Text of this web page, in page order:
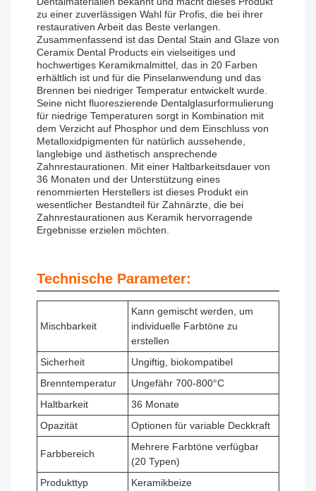
zu einer zuverlässigen Wahl für Profis, die bei ihrer
restaurativen Arbeit das Beste verlangen.
Zusammenfassend ist das Dental Stain and Glaze von
Ceramix Dental Products ein vielseitiges und
hochwertiges Keramikmalmittel, das in 20 Farben
erhältlich ist und für die Pinselanwendung und das
Brennen bei niedriger Temperatur entwickelt wurde.
Seine nicht fluoreszierende Dentalglasurformulierung
für niedrige Temperaturen sorgt in Kombination mit
dem Verzicht auf Phosphor und dem Einschluss von
Metalloxidpigmenten für natürlich aussehende,
langlebige und ästhetisch ansprechende
Zahnrestaurationen. Mit einer Haltbarkeitsdauer von
36 Monaten und der Unterstützung eines
renommierten Herstellers ist dieses Produkt ein
wesentlicher Bestandteil für Zahnärzte, die bei
Zahnrestaurationen aus Keramik hervorragende
Ergebnisse erzielen möchten.
Technische Parameter:
Mischbarkeit
Kann gemischt werden, um
individuelle Farbtöne zu
erstellen
Sicherheit
Ungiftig, biokompatibel
Brenntemperatur
Ungefähr 700-800°C
Haltbarkeit
36 Monate
Opazität
Optionen für variable Deckkraft
Farbbereich
Mehrere Farbtöne verfügbar
(20 Typen)
Produkttyp
Keramikbeize